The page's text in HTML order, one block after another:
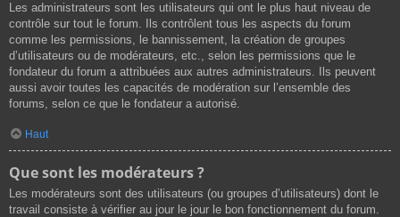
Les administrateurs sont les utilisateurs qui ont le plus haut niveau de
contrôle sur tout le forum. Ils contrôlent tous les aspects du forum
comme les permissions, le bannissement, la création de groupes
d’utilisateurs ou de modérateurs, etc., selon les permissions que le
fondateur du forum a attribuées aux autres administrateurs. Ils peuvent
aussi avoir toutes les capacités de modération sur l’ensemble des
forums, selon ce que le fondateur a autorisé.
Haut
Que sont les modérateurs ?
Les modérateurs sont des utilisateurs (ou groupes d’utilisateurs) dont le
travail consiste à vérifier au jour le jour le bon fonctionnement du forum.